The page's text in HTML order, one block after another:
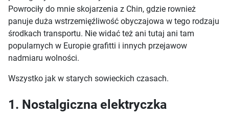
Powrociły do mnie skojarzenia z Chin, gdzie rownież
panuje duża wstrzemięźliwość obyczajowa w tego rodzaju
środkach transportu. Nie widać też ani tutaj ani tam
popularnych w Europie grafitti i innych przejawow
nadmiaru wolności.
Wszystko jak w starych sowieckich czasach.
1. Nostalgiczna elektryczka